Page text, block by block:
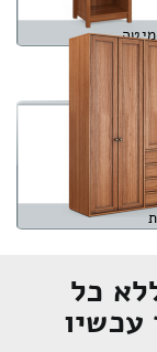
כל
עכשיו